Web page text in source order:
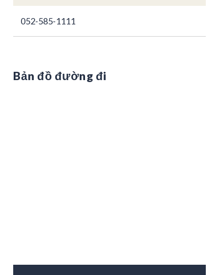
052-585-1111
Bản đồ đường đi